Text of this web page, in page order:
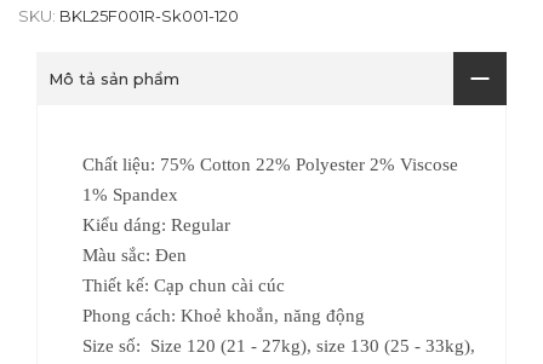
SKU: BKL25F001R-Sk001-120
Mô tả sản phẩm
Chất liệu: 75% Cotton 22% Polyester 2% Viscose
1% Spandex
Kiểu dáng: Regular
Màu sắc: Đen
Thiết kế: Cạp chun cài cúc
Phong cách: Khoẻ khoắn, năng động
Size số: Size 120 (21 - 27kg), size 130 (25 - 33kg),